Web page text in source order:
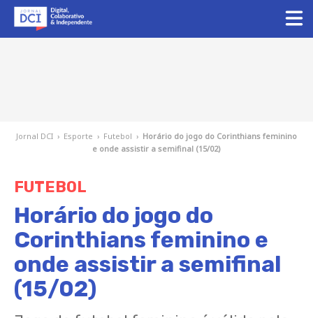
Jornal DCI › Esporte › Futebol › Horário do jogo do Corinthians feminino
e onde assistir a semifinal (15/02)
FUTEBOL
Horário do jogo do
Corinthians feminino e
onde assistir a semifinal
(15/02)